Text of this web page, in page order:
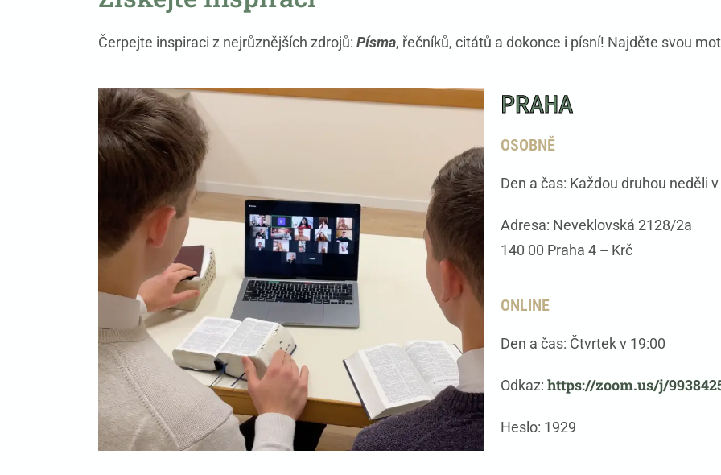
Čerpejte inspiraci z nejrůznějších zdrojů: Písma, řečníků, citátů a dokonce i písní! Najděte svou
PRAHA
OSOBNĚ
Den a čas: Každou druhou neděli
Adresa: Neveklovská 2128/2a
140 00 Praha 4 – Krč
ONLINE
Den a čas: Čtvrtek v 19:00
Odkaz: https://zoom.us/j/
Heslo: 1929